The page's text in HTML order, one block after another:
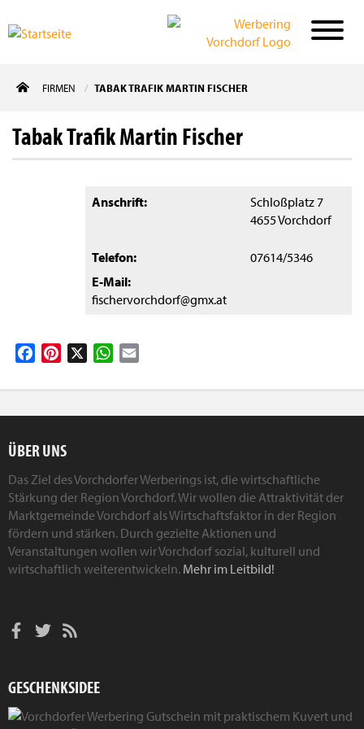
zum
FIRMEN TABAK TRAFIK MARTIN FISCHER
Tabak Trafik Martin Fischer
Anschrift
Schloßplatz 7
4655Vorchdorf
Telefon
07614/5346
E-Mail
fischervorchdorf@gmx.at
FacebookPinterest WhatsApp
ÜBER UNS
Das Ziel des Vorchdorfer Werberings ist, die wirtschaftliche
Stärkung der Region Vorchdorf. Wir wollen die Attraktivität der
Marktgemeinde Vorchdorf als Wirtschaftsfaktor in der Region
fördern und stärken. Durch gezielte Aktionen und
Veranstaltungen wollen wir Vorchdorf sozial, kulturell und
wirtschaftlich weiterentwickeln. Mehr im Leitbild!
GESCHENKSIDEE